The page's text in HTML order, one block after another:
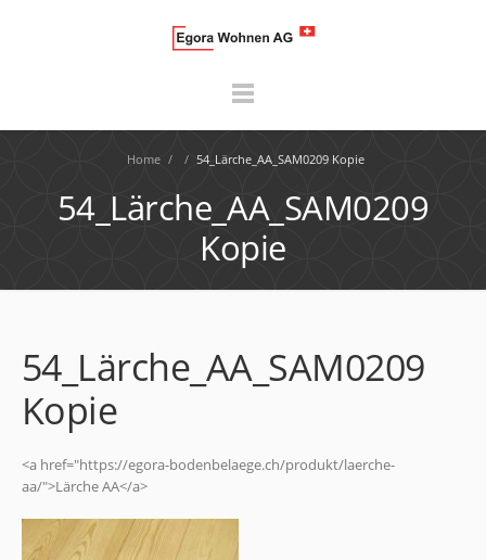
Home / / 54_Lärche_AA_SAM0209 Kopie
54_Lärche_AA_SAM0209
Kopie
54_Lärche_AA_SAM0209
Kopie
<a href="https://egora-bodenbelaege.ch/produkt/laerche-
aa/">Lärche AA</a>